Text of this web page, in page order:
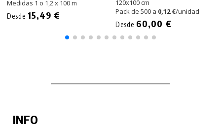
Medidas 1 o 1,2 x 100 m
Desde 15,49 €
120x100 cm
Pack de 500 a 0,12 €/unidad
Desde 60,00 €
INFO